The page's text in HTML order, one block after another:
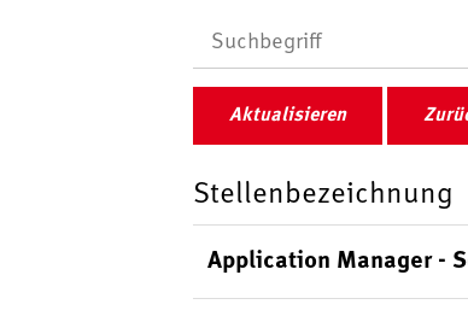
Aktualisieren
Stellenbezeichnung
Application Manager -